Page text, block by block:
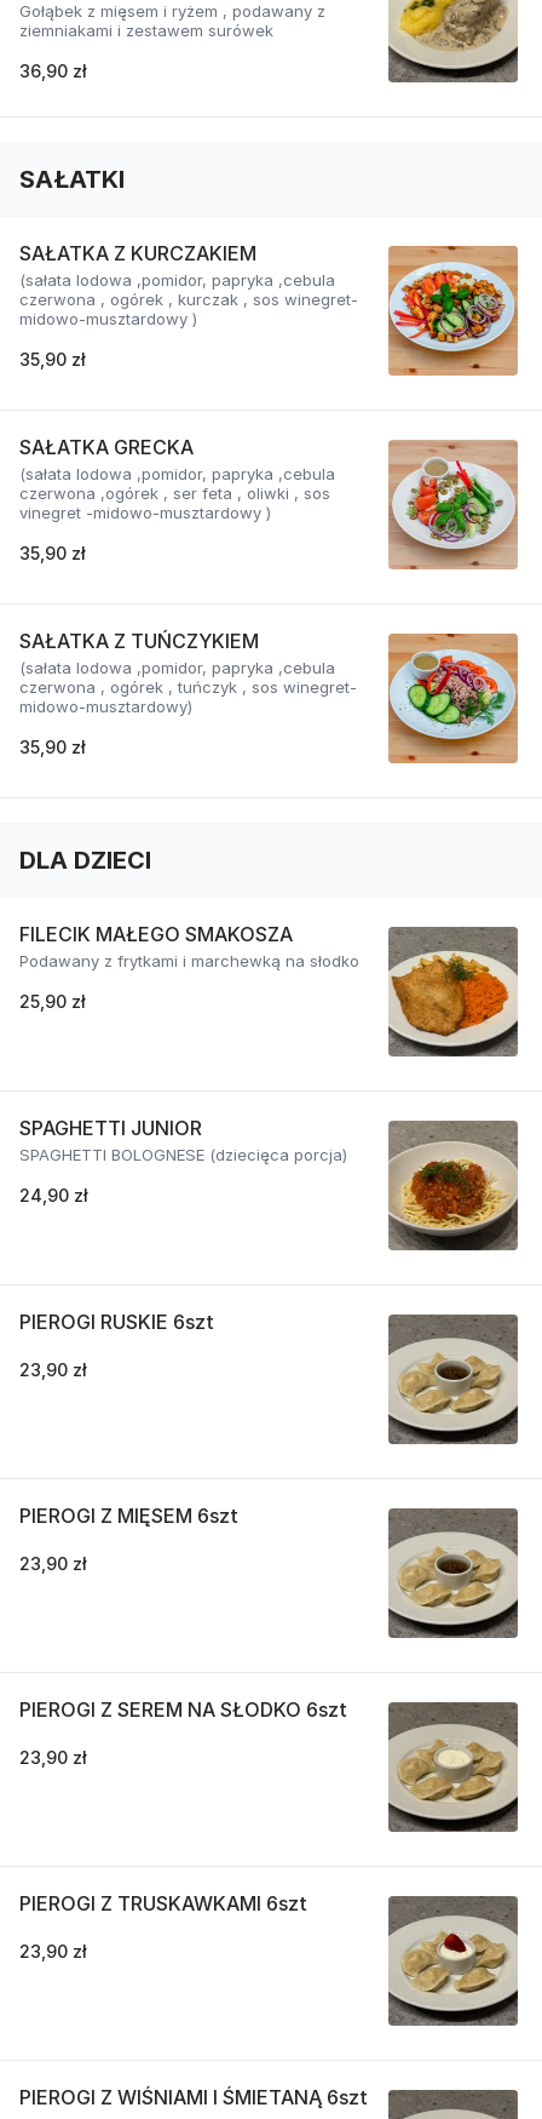
Gołąbek z mięsem i ryżem , podawany z
ziemniakami i zestawem surówek
36,90 zł
SAŁATKI
SAŁATKA Z KURCZAKIEM
(sałata lodowa ,pomidor, papryka ,cebula
czerwona , ogórek , kurczak , sos winegret-
midowo-musztardowy )
35,90 zł
SAŁATKA GRECKA
(sałata lodowa ,pomidor, papryka ,cebula
czerwona ,ogórek , ser feta , oliwki , sos
vinegret -midowo-musztardowy )
35,90 zł
SAŁATKA Z TUŃCZYKIEM
(sałata lodowa ,pomidor, papryka ,cebula
czerwona , ogórek , tuńczyk , sos winegret-
midowo-musztardowy)
35,90 zł
DLA DZIECI
FILECIK MAŁEGO SMAKOSZA
Podawany z frytkami i marchewką na słodko
25,90 zł
SPAGHETTI JUNIOR
SPAGHETTI BOLOGNESE (dziecięca porcja)
24,90 zł
PIEROGI RUSKIE 6szt
23,90 zł
PIEROGI Z MIĘSEM 6szt
23,90 zł
PIEROGI Z SEREM NA SŁODKO 6szt
23,90 zł
PIEROGI Z TRUSKAWKAMI 6szt
23,90 zł
PIEROGI Z WIŚNIAMI I ŚMIETANĄ 6szt